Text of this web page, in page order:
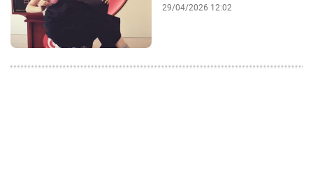
29/04/2026 12:02